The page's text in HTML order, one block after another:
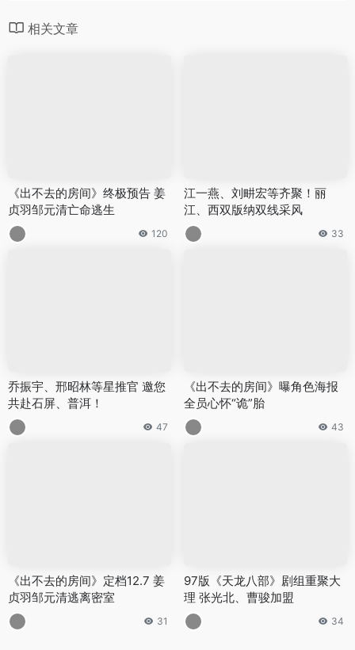
相关文章
《出不去的房间》终极预告 姜
贞羽邹元清亡命逃生
120
江一燕、刘畊宏等齐聚！丽
江、西双版纳双线采风
33
乔振宇、邢昭林等星推官 邀您
共赴石屏、普洱！
47
《出不去的房间》曝角色海报
全员心怀“诡”胎
43
《出不去的房间》定档12.7 姜
贞羽邹元清逃离密室
31
97版《天龙八部》剧组重聚大
理 张光北、曹骏加盟
34